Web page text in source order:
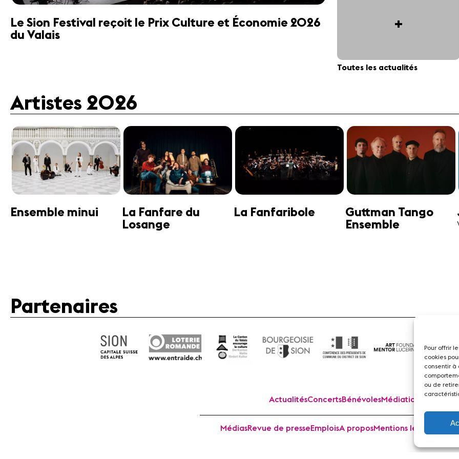
Pour offrir
cookies
consentir à
ou de
Le Sion Festival reçoit le Prix Culture et Économie 2026
du Valais
+
Toutes les actualités
Artistes 2026
Guttman Tango
Janine Jansen
Violon
Jonathan Swensen
José-Daniel
Castellon
Partenaires
ActualitésConcertsBénévolesMédiation
MédiasRevue de presseEmploisA proposMentions légales